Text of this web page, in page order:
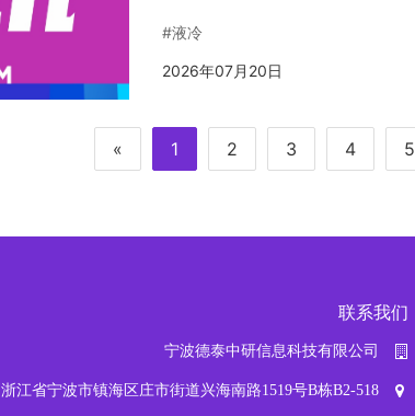
#液冷
2026年07月20日
« 1 2 3 4 5
联系我们
宁波德泰中研信息科技有限公司
浙江省宁波市镇海区庄市街道兴海南路1519号B栋B2-518